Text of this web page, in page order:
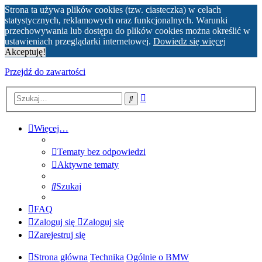
Strona ta używa plików cookies (tzw. ciasteczka) w celach
statystycznych, reklamowych oraz funkcjonalnych. Warunki
przechowywania lub dostępu do plików cookies można określić w
ustawieniach przeglądarki internetowej. Dowiedz się więcej
Akceptuję!
Przejdź do zawartości
Szukaj
Więcej…
Tematy bez odpowiedzi
Aktywne tematy
Szukaj
FAQ
Zaloguj się
Zaloguj się
Zarejestruj się
Strona główna Technika Ogólnie o BMW